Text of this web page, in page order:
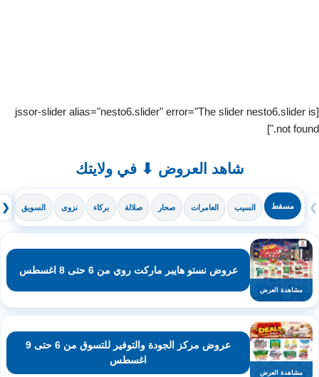
[jssor-slider alias="nesto6.slider" error="The slider nesto6.slider is
not found."]
شاهد العروض ⬇ في ولايتك
❮ مسقط السيب العامرات صحار صلالة بركاء نزوى السويق ❯
مشاهدة العرض
عروض نستو هايبر ماركت روي من 6 حتى 8 اغسطس
مشاهدة العرض
عروض مركز الجودة والتوفير للتسوق من 6 حتى 9
اغسطس